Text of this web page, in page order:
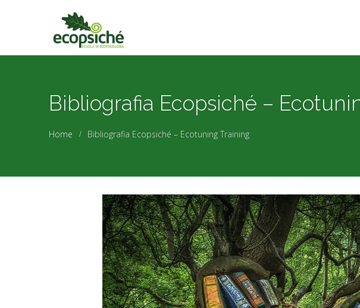
Bibliografia Ecopsiché –
Home Bibliografia Ecopsiché – Ecotuning Training